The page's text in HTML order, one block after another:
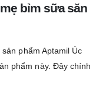
bỉm sữa săn
phẩm Aptamil Úc
phẩm này. Đây chính